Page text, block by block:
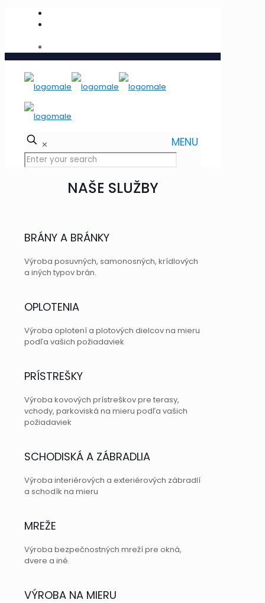
MENU
✕
NAŠE SLUŽBY
BRÁNY A BRÁNKY
Výroba posuvných, samonosných, krídlových
a iných typov brán.
OPLOTENIA
Výroba oplotení a plotových dielcov na mieru
podľa vašich požiadaviek
PRÍSTREŠKY
Výroba kovových prístreškov pre terasy,
vchody, parkoviská na mieru podľa vašich
požiadaviek
SCHODISKÁ A ZÁBRADLIA
Výroba interiérových a exteriérových zábradlí
a schodík na mieru
MREŽE
Výroba bezpečnostných mreží pre okná,
dvere a iné.
VÝROBA NA MIERU